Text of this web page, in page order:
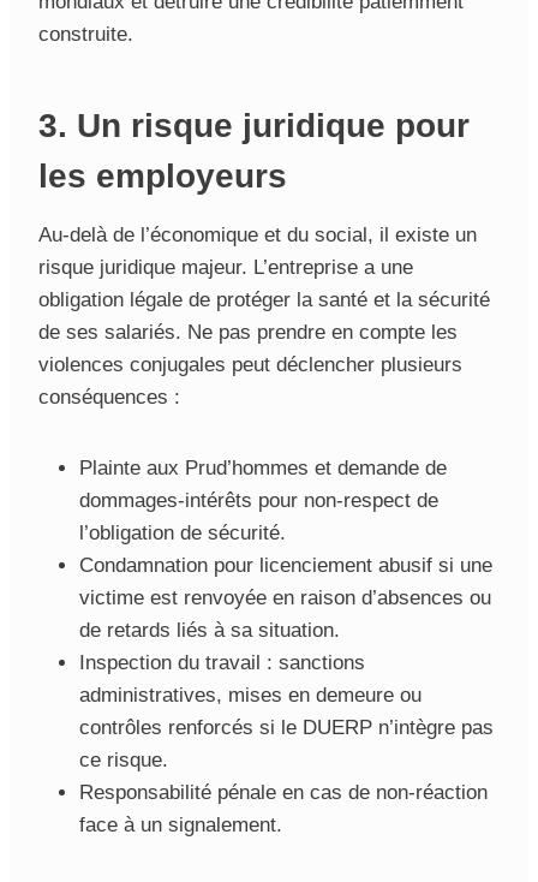
construite.
3. Un risque juridique pour
les employeurs
Au-delà de l’économique et du social, il existe un
risque juridique majeur. L’entreprise a une
obligation légale de protéger la santé et la sécurité
de ses salariés. Ne pas prendre en compte les
violences conjugales peut déclencher plusieurs
conséquences :
Plainte aux Prud’hommes et demande de
dommages-intérêts pour non-respect de
l’obligation de sécurité.
Condamnation pour licenciement abusif si une
victime est renvoyée en raison d’absences ou
de retards liés à sa situation.
Inspection du travail : sanctions
administratives, mises en demeure ou
contrôles renforcés si le DUERP n’intègre pas
ce risque.
Responsabilité pénale en cas de non-réaction
face à un signalement.